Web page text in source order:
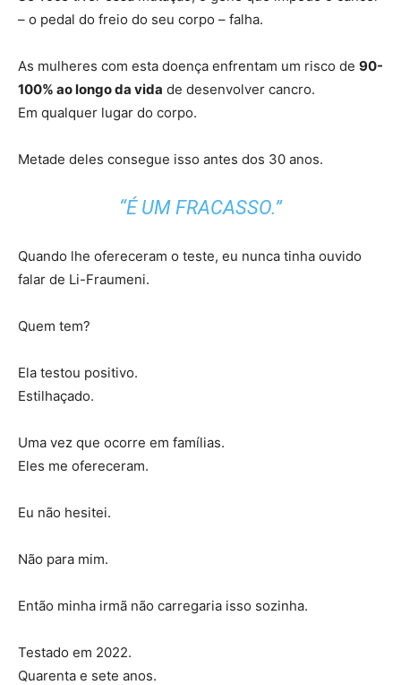
– o pedal do freio do seu corpo – falha.
As mulheres com esta doença enfrentam um risco de 90-
100% ao longo da vida de desenvolver cancro.
Em qualquer lugar do corpo.
Metade deles consegue isso antes dos 30 anos.
“É UM FRACASSO.”
Quando lhe ofereceram o teste, eu nunca tinha ouvido
falar de Li-Fraumeni.
Quem tem?
Ela testou positivo.
Estilhaçado.
Uma vez que ocorre em famílias.
Eles me ofereceram.
Eu não hesitei.
Não para mim.
Então minha irmã não carregaria isso sozinha.
Testado em 2022.
Quarenta e sete anos.